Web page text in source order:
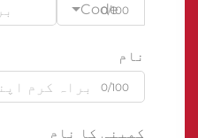
Code
0/100
نام
0/100
کمپنی کا نام